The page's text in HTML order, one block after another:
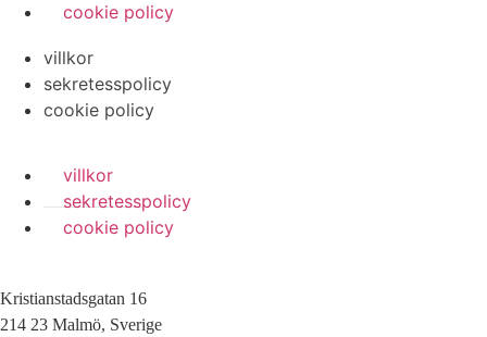
cookie policy
villkor
sekretesspolicy
cookie policy
villkor
sekretesspolicy
cookie policy
Kristianstadsgatan 16
214 23 Malmö, Sverige